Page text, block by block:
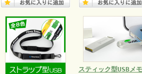
スティック型USBメモ